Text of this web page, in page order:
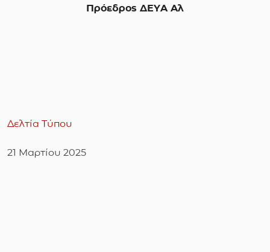
Πρόεδρος ΔΕΥΑ Αλ
Δελτία Τύπου
21 Μαρτίου 2025